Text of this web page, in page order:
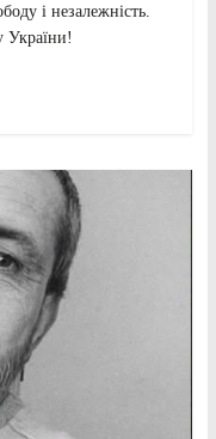
і незалежність.
України!